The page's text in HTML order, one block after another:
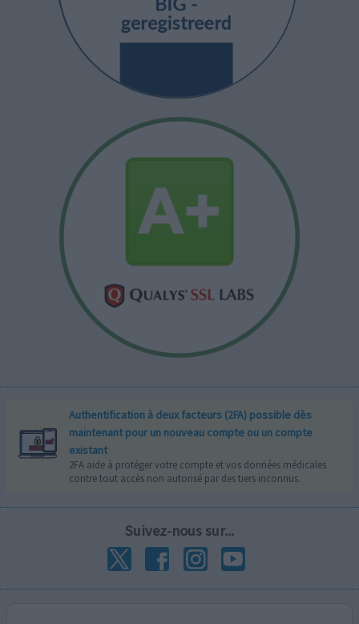
Authentification à deux facteurs (2FA) possible dès
maintenant pour un nouveau compte ou un compte
existant
2FA aide à protéger votre compte et vos données médicales
contre tout accès non autorisé par des tiers inconnus.
Suivez-nous sur...